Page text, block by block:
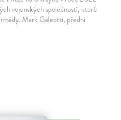
vojenských společností, které
Mark Galeotti, přední